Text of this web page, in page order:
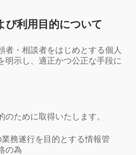
び利用目的について
者・相談者をはじめとする個人
明示し、適正かつ公正な手段に
ために取得いたします。
務遂行を目的とする情報管
の為